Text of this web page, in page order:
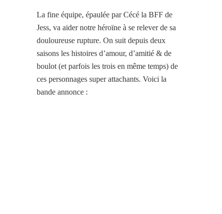
La fine équipe, épaulée par Cécé la BFF de
Jess, va aider notre héroïne à se relever de sa
douloureuse rupture. On suit depuis deux
saisons les histoires d’amour, d’amitié & de
boulot (et parfois les trois en même temps) de
ces personnages super attachants. Voici la
bande annonce :